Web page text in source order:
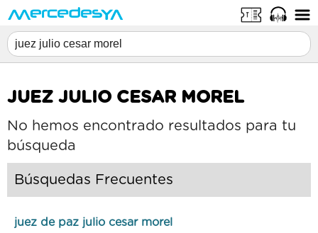
JUEZ JULIO CESAR MOREL
No hemos encontrado resultados para tu
búsqueda
Búsquedas Frecuentes
juez de paz julio cesar morel